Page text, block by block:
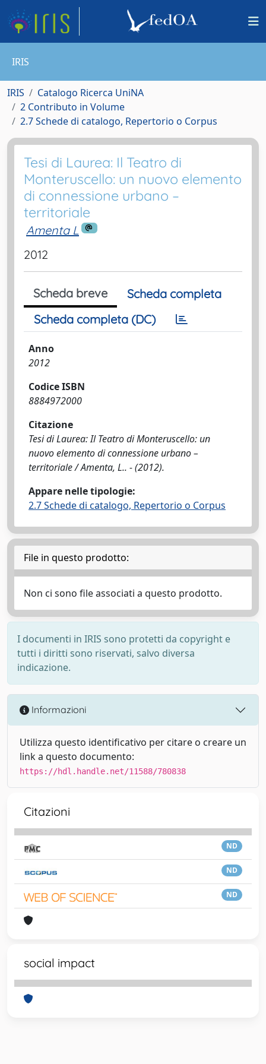
IRIS
IRIS
Catalogo Ricerca UniNA
2 Contributo in Volume
2.7 Schede di catalogo, Repertorio o Corpus
Tesi di Laurea: Il Teatro di
Monteruscello: un nuovo elemento
di connessione urbano –
territoriale
Amenta L
2012
Scheda breve
Scheda completa
Scheda completa (DC)
Anno
2012
Codice ISBN
8884972000
Citazione
Tesi di Laurea: Il Teatro di Monteruscello: un
nuovo elemento di connessione urbano –
territoriale / Amenta, L.. - (2012).
Appare nelle tipologie:
2.7 Schede di catalogo, Repertorio o Corpus
File in questo prodotto:
Non ci sono file associati a questo prodotto.
I documenti in IRIS sono protetti da copyright e
tutti i diritti sono riservati, salvo diversa
indicazione.
Informazioni
Utilizza questo identificativo per citare o creare un
link a questo documento:
https://hdl.handle.net/11588/780838
Citazioni
ND
ND
ND
social impact